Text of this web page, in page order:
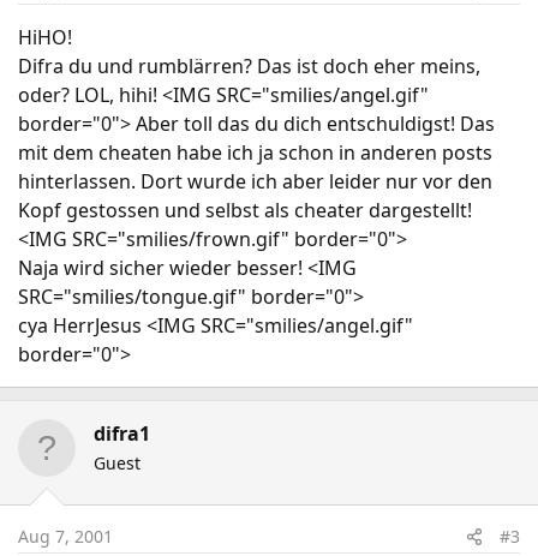
HiHO!
Difra du und rumblärren? Das ist doch eher meins,
oder? LOL, hihi! <IMG SRC="smilies/angel.gif"
border="0"> Aber toll das du dich entschuldigst! Das
mit dem cheaten habe ich ja schon in anderen posts
hinterlassen. Dort wurde ich aber leider nur vor den
Kopf gestossen und selbst als cheater dargestellt!
<IMG SRC="smilies/frown.gif" border="0">
Naja wird sicher wieder besser! <IMG
SRC="smilies/tongue.gif" border="0">
cya HerrJesus <IMG SRC="smilies/angel.gif"
border="0">
difra1
Guest
Aug 7, 2001 #3